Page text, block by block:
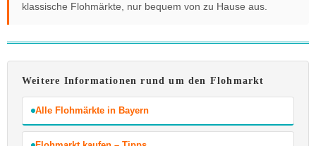
klassische Flohmärkte, nur bequem von zu Hause aus.
Weitere Informationen rund um den Flohmarkt
Alle Flohmärkte in Bayern